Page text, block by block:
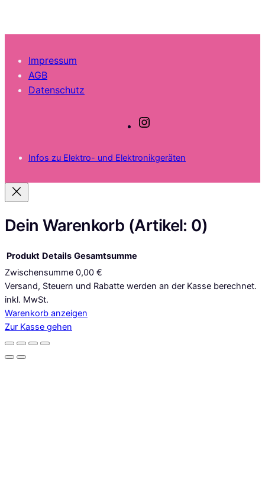
Impressum
AGB
Datenschutz
t
m
Infos zu Elektro- und Elektronikgeräten
Dein Warenkorb (Artikel: 0)
Produkte
im
Warenkorb
Produkt Details Gesamtsumme
Zwischensumme 0,00 €
Versand, Steuern und Rabatte werden an der Kasse berechnet.
inkl. MwSt.
Warenkorb anzeigen
Zur Kasse gehen